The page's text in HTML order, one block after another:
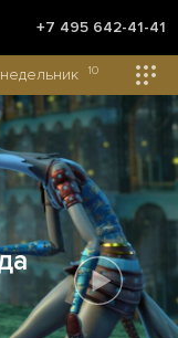
+7 495 642-41-41
10